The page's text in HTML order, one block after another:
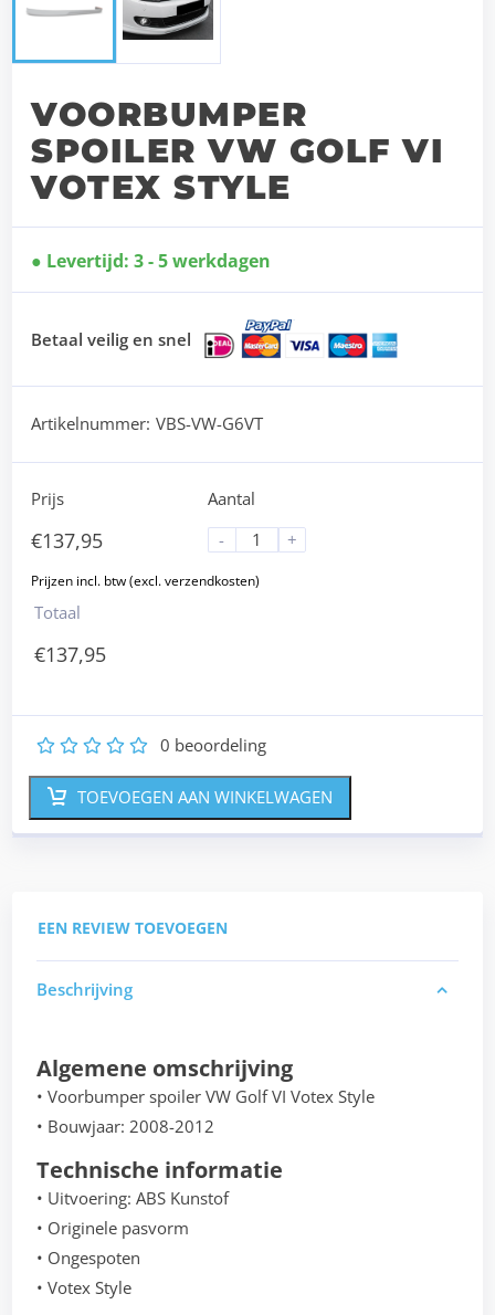
VOORBUMPER
SPOILER VW GOLF VI
VOTEX STYLE
Levertijd: 3 - 5 werkdagen
Betaal veilig en snel
Artikelnummer: VBS-VW-G6VT
Prijs
€137,95
Aantal
-
+
Totaal
€137,95
5
4
3
2 0 beoordeling
TOEVOEGEN AAN WINKELWAGEN
EEN REVIEW TOEVOEGEN
Beschrijving
Algemene omschrijving
• Voorbumper spoiler VW Golf VI Votex Style
• Bouwjaar: 2008-2012
Technische informatie
• Uitvoering: ABS Kunstof
• Originele pasvorm
• Ongespoten
• Votex Style